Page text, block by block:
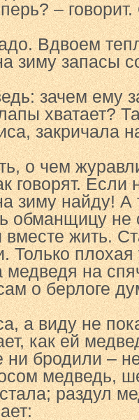
–
Вдвоем
зиму запасы
зачем ему
хватает?
закричала
о чем
говорят. Если
зиму найду!
обманщицу не
вместе жить.
Только плохая
на
о берлоге
а виду не
как ей
ни бродили –
медведь,
раздул